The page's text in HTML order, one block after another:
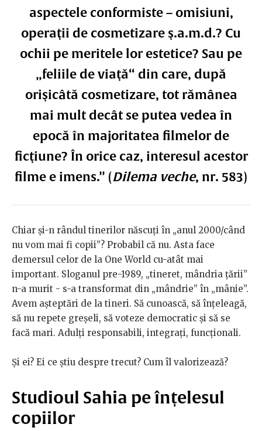
aspectele conformiste – omisiuni,
operaţii de cosmetizare ş.a.m.d.? Cu
ochii pe meritele lor estetice? Sau pe
„feliile de viaţă“ din care, după
orişicâtă cosmetizare, tot rămânea
mai mult decât se putea vedea în
epocă în majoritatea filmelor de
ficţiune? În orice caz, interesul acestor
filme e imens.” (Dilema veche, nr. 583)
Chiar și-n rândul tinerilor născuți în „anul 2000/când
nu vom mai fi copii”? Probabil că nu. Asta face
demersul celor de la One World cu-atât mai
important. Sloganul pre-1989, „tineret, mândria țării”
n-a murit - s-a transformat din „mândrie” în „mânie”.
Avem așteptări de la tineri. Să cunoască, să înțeleagă,
să nu repete greșeli, să voteze democratic și să se
facă mari. Adulți responsabili, integrați, funcționali.
Și ei? Ei ce știu despre trecut? Cum îl valorizează?
Studioul Sahia pe înțelesul
copiilor